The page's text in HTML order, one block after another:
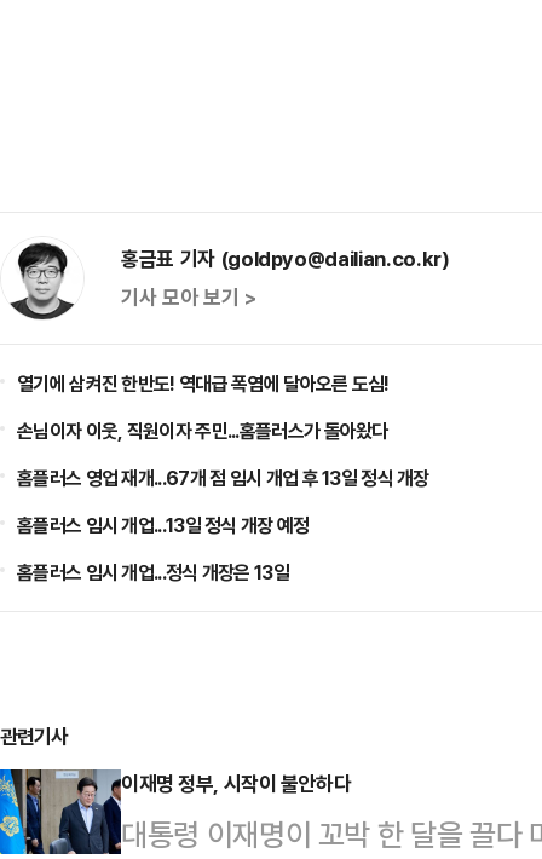
홍금표 기자 (goldpyo@dailian.co.kr)
기사 모아 보기 >
열기에 삼켜진 한반도! 역대급 폭염에 달아오른 도심!
손님이자 이웃, 직원이자 주민...홈플러스가 돌아왔다
홈플러스 영업 재개...67개 점 임시 개업 후 13일 정식 개장
홈플러스 임시 개업...13일 정식 개장 예정
홈플러스 임시 개업...정식 개장은 13일
관련기사
이재명 정부, 시작이 불안하다
대통령 이재명이 꼬박 한 달을 끌다